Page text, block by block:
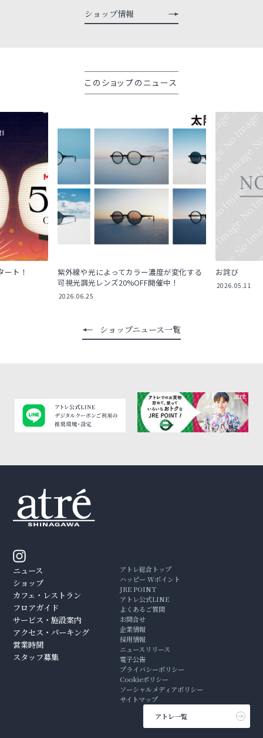
ショップ情報
このショップのニュース
ート！
紫外線や光によってカラー濃度が変化する
可視光調光レンズ20%OFF開催中！
2026.06.25
お詫び
2026.05.11
ショップニュース一覧
ニュース
ショップ
カフェ・レストラン
フロアガイド
サービス・施設案内
アクセス・パーキング
営業時間
スタッフ募集
アトレ総合トップ
ハッピー Wポイント
JRE POINT
アトレ公式LINE
よくあるご質問
お問合せ
企業情報
採用情報
ニュースリリース
電子公告
プライバシーポリシー
Cookieポリシー
ソーシャルメディアポリシー
サイトマップ
アトレ一覧